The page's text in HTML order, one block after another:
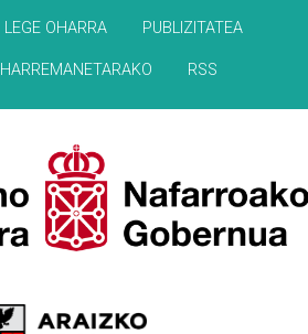
LEGE OHARRA PUBLIZITATEA
HARREMANETARAKO RSS